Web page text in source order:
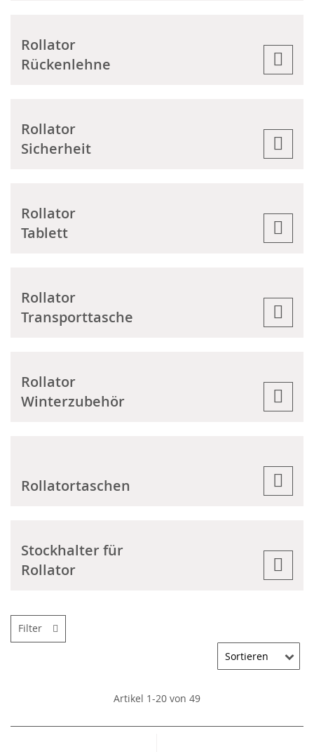
Rollator
Rückenlehne
Rollator
Sicherheit
Rollator
Tablett
Rollator
Transporttasche
Rollator
Winterzubehör
Rollatortaschen
Stockhalter für
Rollator
Artikel 1-20 von 49
Filter